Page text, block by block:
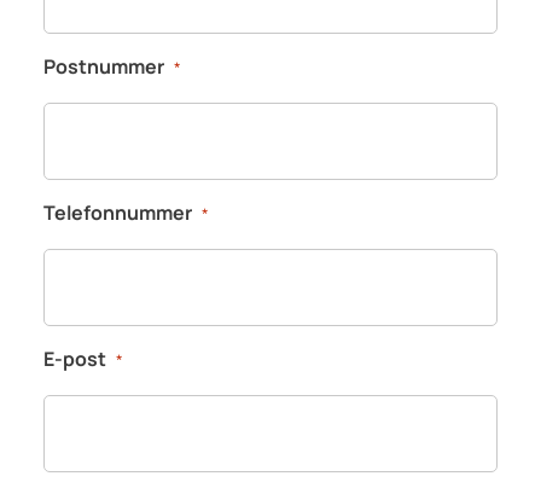
Postnummer *
Telefonnummer *
E-post *